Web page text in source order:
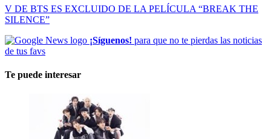
V DE BTS ES EXCLUIDO DE LA PELÍCULA “BREAK THE
SILENCE”
¡Síguenos! para que no te pierdas las noticias
de tus favs
Te puede interesar